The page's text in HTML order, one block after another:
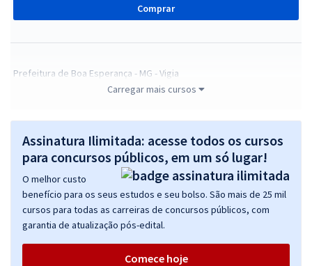
Comprar
Prefeitura de Boa Esperança - MG - Vigia
R$ 267,84à vista
Comprar
Prefeitura de Boa Esperança - MG - Professor de Educação Básica I
ou 12x de R$29,52
Carregar mais cursos
Assinatura Ilimitada: acesse todos os cursos
para concursos públicos, em um só lugar!
O melhor custo
benefício para os seus estudos e seu bolso. São mais de 25 mil
cursos para todas as carreiras de concursos públicos, com
garantia de atualização pós-edital.
Comece hoje